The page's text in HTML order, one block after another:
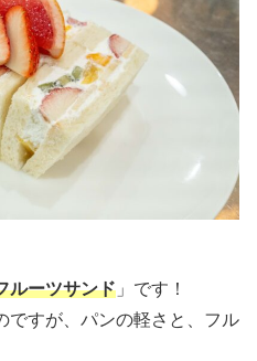
ルーツサンド 」です！
ですが、パンの軽さと、フル